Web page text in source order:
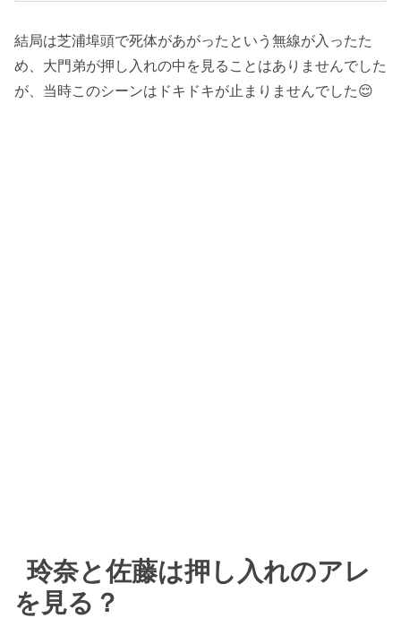
結局は芝浦埠頭で死体があがったという無線が入ったた
め、大門弟が押し入れの中を見ることはありませんでした
が、当時このシーンはドキドキが止まりませんでした😌
玲奈と佐藤は押し入れのアレ
を見る？